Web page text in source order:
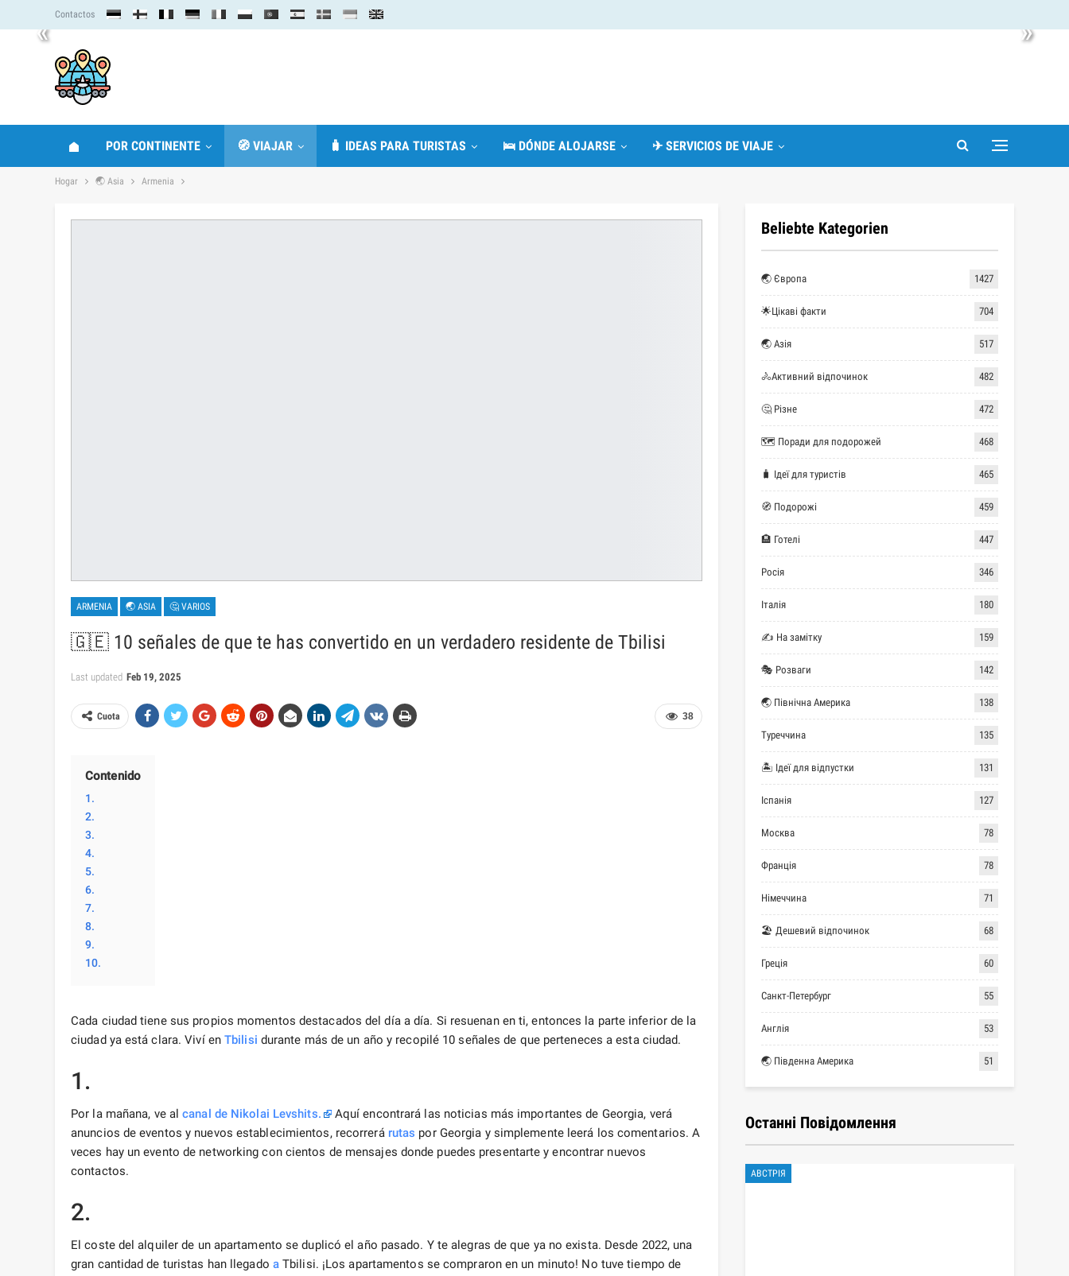
« »
Contactos
POR CONTINENTE 🧭 VIAJAR 🧳 IDEAS PARA TURISTAS 🛌 DÓNDE ALOJARSE ✈ SERVICIOS DE VIAJE
Hogar 🌏 Asia Armenia
ARMENIA 🌏 ASIA 🤔 VARIOS
🇬🇪 10 señales de que te has convertido en un verdadero residente de Tbilisi
Last updated Feb 19, 2025
38
Cuota
Contenido
1.
2.
3.
4.
5.
6.
7.
8.
9.
10.
Cada ciudad tiene sus propios momentos destacados del día a día. Si resuenan en ti, entonces la parte inferior de la
ciudad ya está clara. Viví enTbilisi durante más de un año y recopilé 10 señales de que perteneces a esta ciudad.
1.
Por la mañana, ve alcanal de Nikolai Levshits.
Aquí encontrará las noticias más importantes de Georgia, verá
anuncios de eventos y nuevos establecimientos, recorrerá rutas por Georgia y simplemente leerá los comentarios. A
veces hay un evento de networking con cientos de mensajes donde puedes presentarte y encontrar nuevos
contactos.
2.
El coste del alquiler de un apartamento se duplicó el año pasado. Y te alegras de que ya no exista. Desde 2022, una
gran cantidad de turistas han llegado aTbilisi. ¡Los apartamentos se compraron en un minuto! No tuve tiempo de
Beliebte Kategorien
🌏 Європа 1427
🌟Цікаві факти 704
🌏 Азія 517
🚴Активний відпочинок 482
🤔 Різне 472
🗺 Поради для подорожей 468
🧳 Ідеї для туристів 465
🧭 Подорожі 459
🏨 Готелі 447
Росія 346
Італія 180
✍ На замітку 159
🎭 Розваги 142
🌏 Північна Америка 138
Туреччина 135
🏝 Ідеї для відпустки 131
Іспанія 127
Москва 78
Франція 78
Німеччина 71
🏖 Дешевий відпочинок 68
Греція 60
Санкт-Петербург 55
Англія 53
🌏 Південна Америка 51
Останні Повідомлення
АВСТРІЯ